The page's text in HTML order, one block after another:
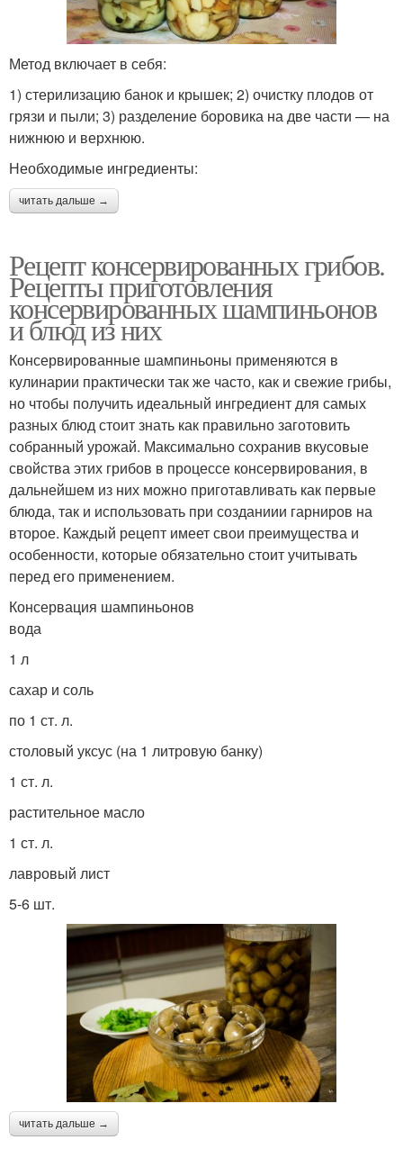
Метод включает в себя:
1) стерилизацию банок и крышек; 2) очистку плодов от
грязи и пыли; 3) разделение боровика на две части — на
нижнюю и верхнюю.
Необходимые ингредиенты:
читать дальше →
Рецепт консервированных грибов.
Рецепты приготовления
консервированных шампиньонов
и блюд из них
Консервированные шампиньоны применяются в
кулинарии практически так же часто, как и свежие грибы,
но чтобы получить идеальный ингредиент для самых
разных блюд стоит знать как правильно заготовить
собранный урожай. Максимально сохранив вкусовые
свойства этих грибов в процессе консервирования, в
дальнейшем из них можно приготавливать как первые
блюда, так и использовать при созданиии гарниров на
второе. Каждый рецепт имеет свои преимущества и
особенности, которые обязательно стоит учитывать
перед его применением.
Консервация шампиньонов
вода
1 л
сахар и соль
по 1 ст. л.
столовый уксус (на 1 литровую банку)
1 ст. л.
растительное масло
1 ст. л.
лавровый лист
5-6 шт.
читать дальше →